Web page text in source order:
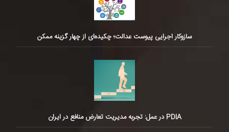
سازوکار اجرایی پیوست عدالت؛ چکیده‌ای از چهار گزینه ممکن
PDIA در عمل: تجربه مدیریت تعارض منافع در ایران